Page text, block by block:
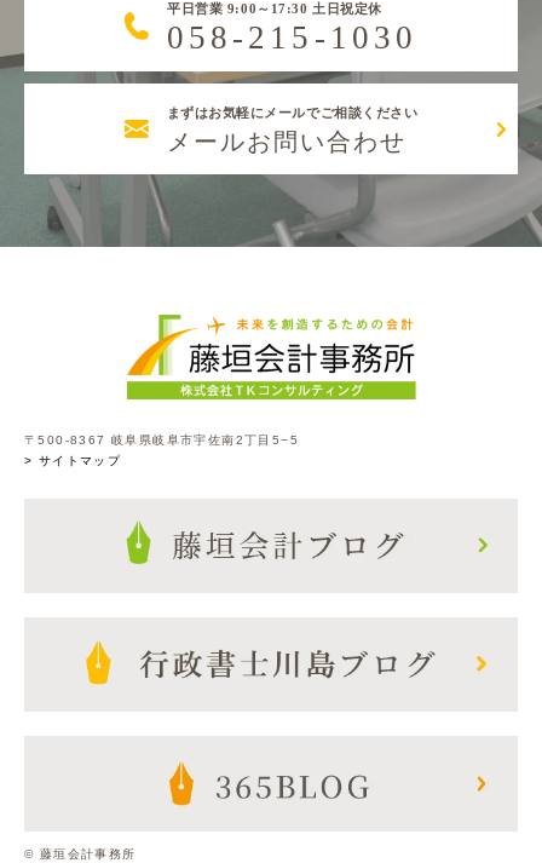
平日営業 9:00～17:30 土日祝定休
058-215-1030
まずはお気軽にメールでご相談ください
メールお問い合わせ
〒500-8367 岐阜県岐阜市宇佐南2丁目5−5
> サイトマップ
© 藤垣会計事務所